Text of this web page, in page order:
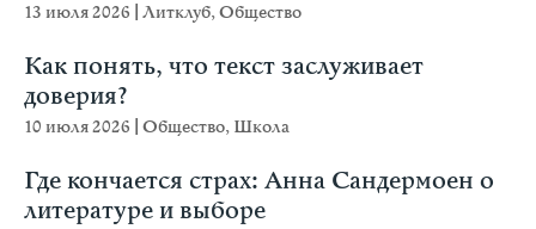
13 июля 2026 Литклуб,Общество
Как понять, что текст заслуживает
доверия?
10 июля 2026 Общество, Школа
Где кончается страх: Анна Сандермоен о
литературе и выборе